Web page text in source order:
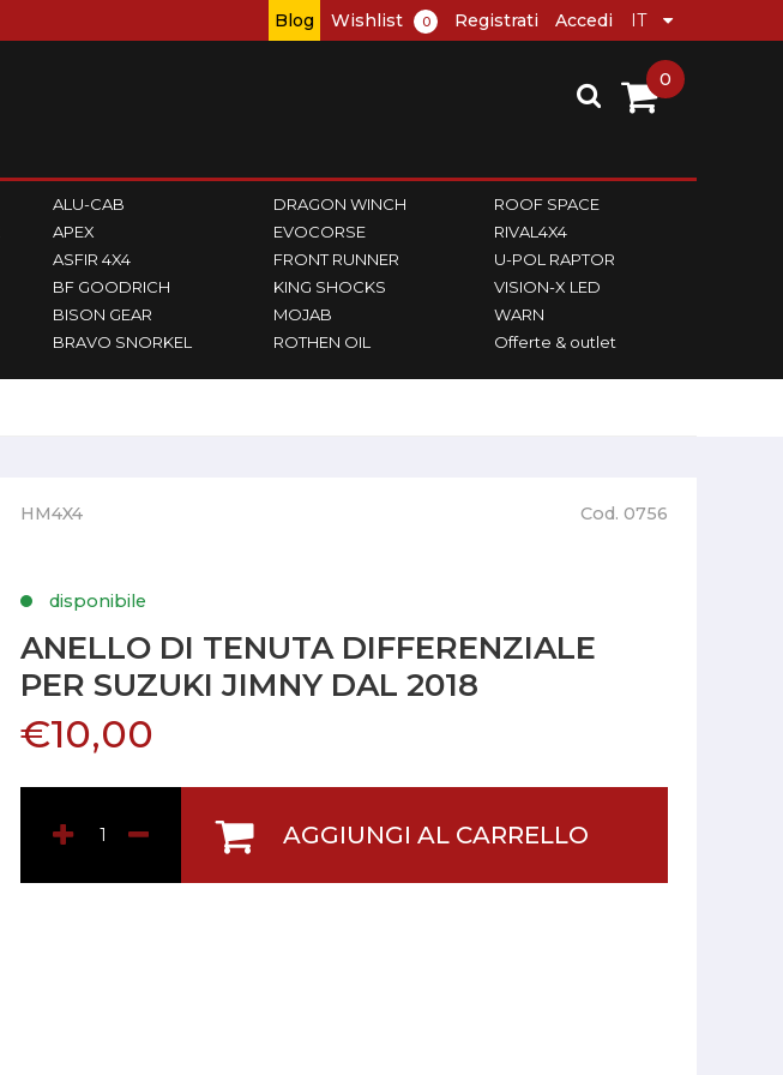
Blog Wishlist 0 Registrati Accedi
ALU-CAB
APEX
ASFIR 4X4
BF GOODRICH
BISON GEAR
BRAVO SNORKEL
DRAGON WINCH
EVOCORSE
FRONT RUNNER
KING SHOCKS
MOJAB
ROTHEN OIL
ROOF SPACE
RIVAL4X4
U-POL RAPTOR
VISION-X LED
WARN
Offerte & outlet
0
HM4X4 Cod. 0756
disponibile
ANELLO DI TENUTA DIFFERENZIALE
PER SUZUKI JIMNY DAL 2018
€10,00
AGGIUNGI AL CARRELLO